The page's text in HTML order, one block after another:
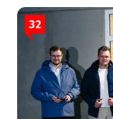
32